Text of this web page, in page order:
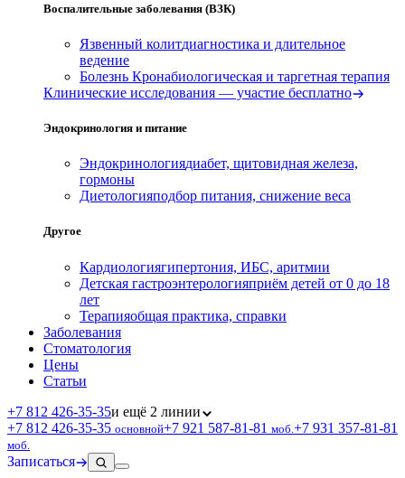
Воспалительные заболевания (ВЗК)
Язвенный колитдиагностика и длительное
ведение
Болезнь Кронабиологическая и таргетная терапия
Клинические исследования — участие бесплатно
Эндокринология и питание
Эндокринологиядиабет, щитовидная железа,
гормоны
Диетологияподбор питания, снижение веса
Другое
Кардиологиягипертония, ИБС, аритмии
Детская гастроэнтерологияприём детей от 0 до 18
лет
Терапияобщая практика, справки
Заболевания
Стоматология
Цены
Статьи
+7 812 426‑35‑35и ещё 2 линии
+7 812 426‑35‑35 основной+7 921 587‑81‑81 моб. +7 931 357‑81‑81
моб.
Записаться